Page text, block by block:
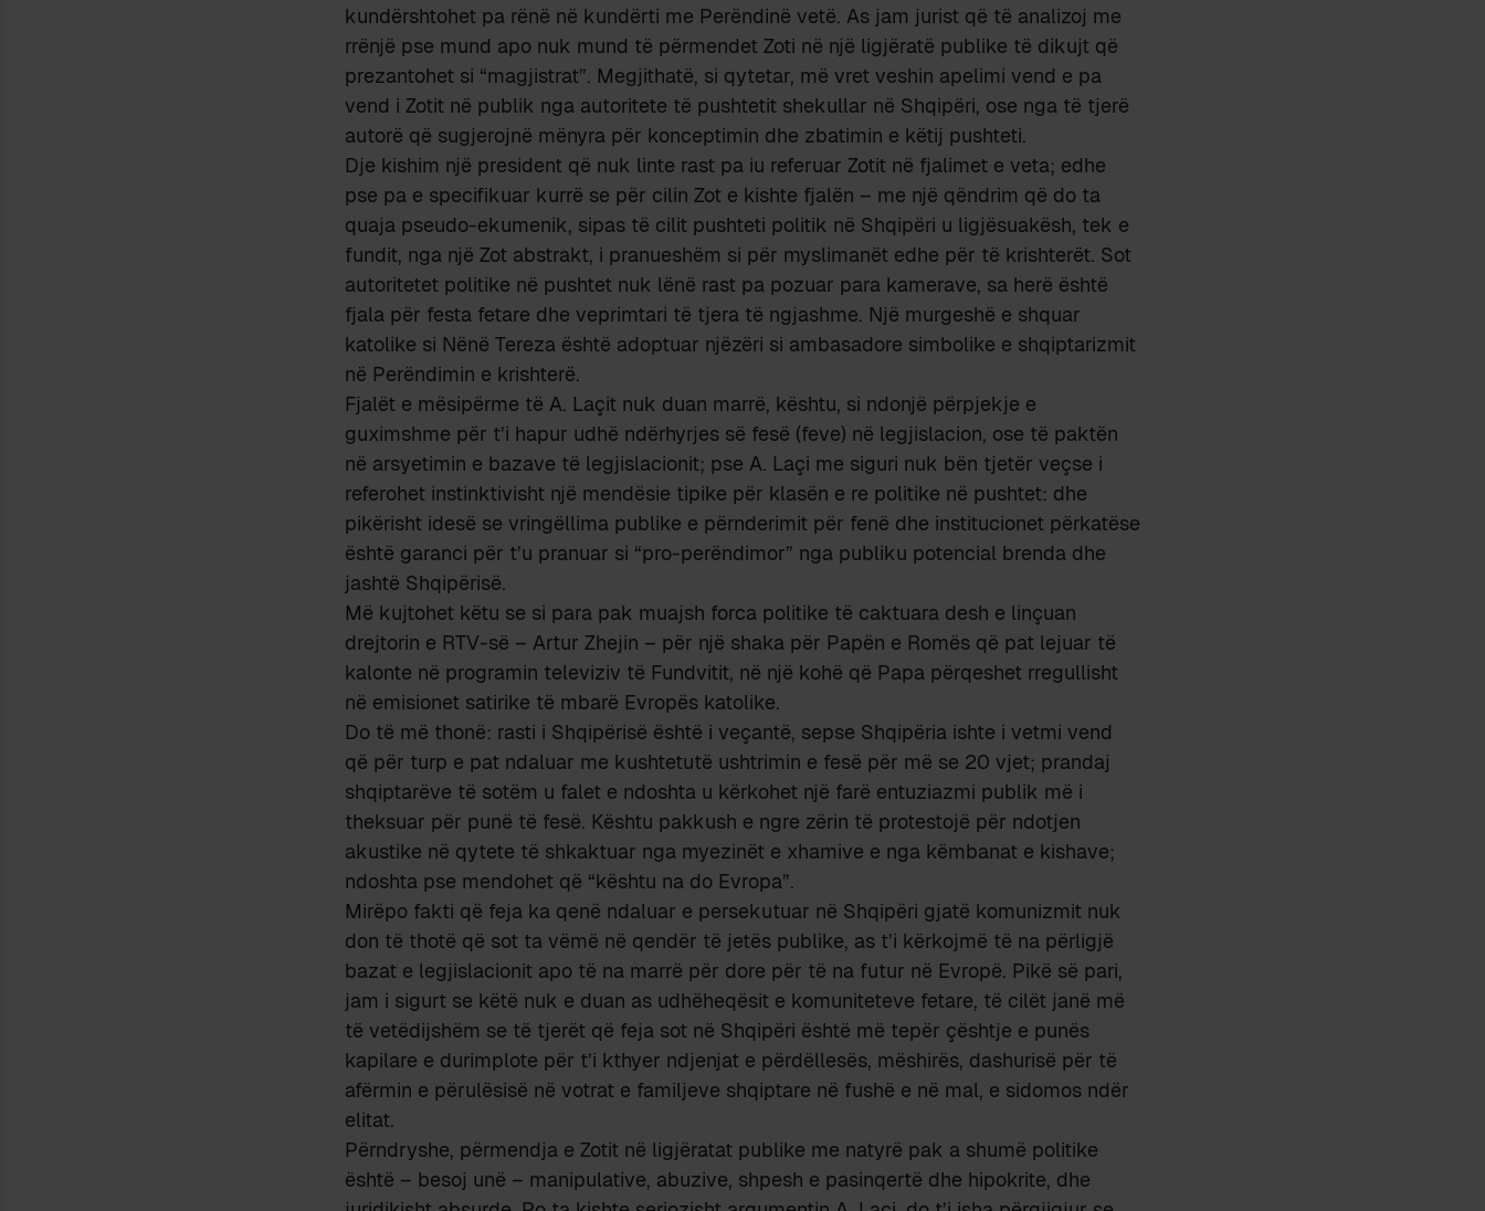
kundërshtohet pa rënë në kundërti me Perëndinë vetë. As jam jurist që të analizoj me
rrënjë pse mund apo nuk mund të përmendet Zoti në një ligjëratë publike të dikujt që
prezantohet si “magjistrat”. Megjithatë, si qytetar, më vret veshin apelimi vend e pa
vend i Zotit në publik nga autoritete të pushtetit shekullar në Shqipëri, ose nga të tjerë
autorë që sugjerojnë mënyra për konceptimin dhe zbatimin e këtij pushteti.
Dje kishim një president që nuk linte rast pa iu referuar Zotit në fjalimet e veta; edhe
pse pa e specifikuar kurrë se për cilin Zot e kishte fjalën – me një qëndrim që do ta
quaja pseudo-ekumenik, sipas të cilit pushteti politik në Shqipëri u ligjësuakësh, tek e
fundit, nga një Zot abstrakt, i pranueshëm si për myslimanët edhe për të krishterët. Sot
autoritetet politike në pushtet nuk lënë rast pa pozuar para kamerave, sa herë është
fjala për festa fetare dhe veprimtari të tjera të ngjashme. Një murgeshë e shquar
katolike si Nënë Tereza është adoptuar njëzëri si ambasadore simbolike e shqiptarizmit
në Perëndimin e krishterë.
Fjalët e mësipërme të A. Laçit nuk duan marrë, kështu, si ndonjë përpjekje e
guximshme për t’i hapur udhë ndërhyrjes së fesë (feve) në legjislacion, ose të paktën
në arsyetimin e bazave të legjislacionit; pse A. Laçi me siguri nuk bën tjetër veçse i
referohet instinktivisht një mendësie tipike për klasën e re politike në pushtet: dhe
pikërisht idesë se vringëllima publike e përnderimit për fenë dhe institucionet përkatëse
është garanci për t’u pranuar si “pro-perëndimor” nga publiku potencial brenda dhe
jashtë Shqipërisë.
Më kujtohet këtu se si para pak muajsh forca politike të caktuara desh e linçuan
drejtorin e RTV-së – Artur Zhejin – për një shaka për Papën e Romës që pat lejuar të
kalonte në programin televiziv të Fundvitit, në një kohë që Papa përqeshet rregullisht
në emisionet satirike të mbarë Evropës katolike.
Do të më thonë: rasti i Shqipërisë është i veçantë, sepse Shqipëria ishte i vetmi vend
që për turp e pat ndaluar me kushtetutë ushtrimin e fesë për më se 20 vjet; prandaj
shqiptarëve të sotëm u falet e ndoshta u kërkohet një farë entuziazmi publik më i
theksuar për punë të fesë. Kështu pakkush e ngre zërin të protestojë për ndotjen
akustike në qytete të shkaktuar nga myezinët e xhamive e nga këmbanat e kishave;
ndoshta pse mendohet që “kështu na do Evropa”.
Mirëpo fakti që feja ka qenë ndaluar e persekutuar në Shqipëri gjatë komunizmit nuk
don të thotë që sot ta vëmë në qendër të jetës publike, as t’i kërkojmë të na përligjë
bazat e legjislacionit apo të na marrë për dore për të na futur në Evropë. Pikë së pari,
jam i sigurt se këtë nuk e duan as udhëheqësit e komuniteteve fetare, të cilët janë më
të vetëdijshëm se të tjerët që feja sot në Shqipëri është më tepër çështje e punës
kapilare e durimplote për t’i kthyer ndjenjat e përdëllesës, mëshirës, dashurisë për të
afërmin e përulësisë në votrat e familjeve shqiptare në fushë e në mal, e sidomos ndër
elitat.
Përndryshe, përmendja e Zotit në ligjëratat publike me natyrë pak a shumë politike
është – besoj unë – manipulative, abuzive, shpesh e pasinqertë dhe hipokrite, dhe